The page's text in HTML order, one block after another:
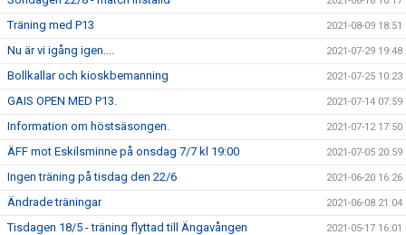
Träning med P13 2021-08-09 18:51
Nu är vi igång igen.... 2021-07-29 19:48
Bollkallar och kioskbemanning 2021-07-25 10:23
GAIS OPEN MED P13. 2021-07-14 07:59
Information om höstsäsongen. 2021-07-12 17:50
ÄFF mot Eskilsminne på onsdag 7/7 kl 19:00 2021-07-05 20:59
Ingen träning på tisdag den 22/6 2021-06-20 16:26
Ändrade träningar 2021-06-08 21:04
Tisdagen 18/5 - träning flyttad till Ängavången 2021-05-17 16:01